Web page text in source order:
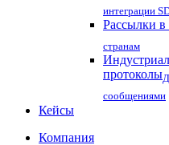
интеграции
Рассылки в
странам
протоколы
сообщениями
Кейсы
Компания